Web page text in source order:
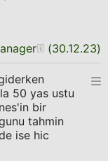
(30.12.23)
50 yas ustu
bir
tahmin
ise hic